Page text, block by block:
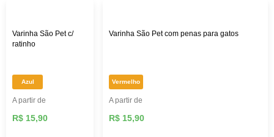
Varinha São Pet c/
ratinho
Azul
A partir de
R$ 15,90
Varinha São Pet com penas para gatos
Vermelho
A partir de
R$ 15,90